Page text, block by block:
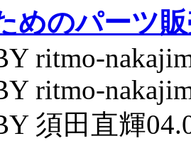
めのパーツ
ritmo-
ritmo-
須田直輝